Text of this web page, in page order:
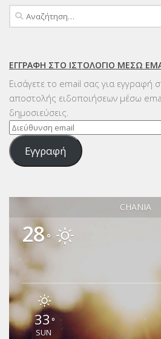
Αναζήτηση
για:
ΕΓΓΡΑΦΉ ΣΤΟ ΙΣΤΟΛΌΓΙΟ ΜΈΣΩ
Εισάγετε το email σας για εγγραφή
αποστολής ειδοποιήσεων μέσω
δημοσιεύσεις.
Διεύθυνση
email
Εγγραφή
CHANIA
28°
33 °
SUN